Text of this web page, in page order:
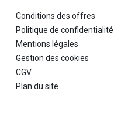
Informations légales
Conditions des offres
Politique de confidentialité
Mentions légales
Gestion des cookies
CGV
Plan du site